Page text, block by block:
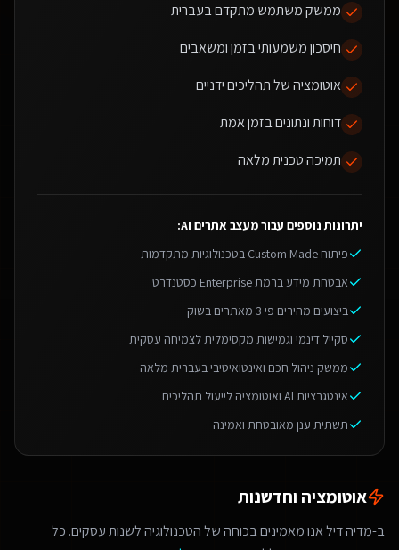
ממשק משתמש מתקדם בעברית
חיסכון משמעותי בזמן ומשאבים
אוטומציה של תהליכים ידניים
דוחות ונתונים בזמן אמת
תמיכה טכנית מלאה
יתרונות נוספים עבורמעצב אתרים AI
:
פיתוח Custom Made בטכנולוגיות מתקדמות
אבטחת מידע ברמת Enterprise כסטנדרט
ביצועים מהירים פי 3 מאתרים בשוק
סקייל דינמי וגמישות מקסימלית לצמיחה עסקית
ממשק ניהול חכם ואינטואיטיבי בעברית מלאה
אינטגרציות AI ואוטומציה לייעול תהליכים
תשתית ענן מאובטחת ואמינה
אוטומציה וחדשנות
ב-מדיה דיל אנו מאמינים בכוחה של הטכנולוגיה לשנות עסקים. כל